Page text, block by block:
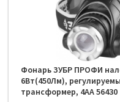
Фонарь ЗУБР ПРОФИ
6Вт(450Лм),
трансформер, 4АА 56430